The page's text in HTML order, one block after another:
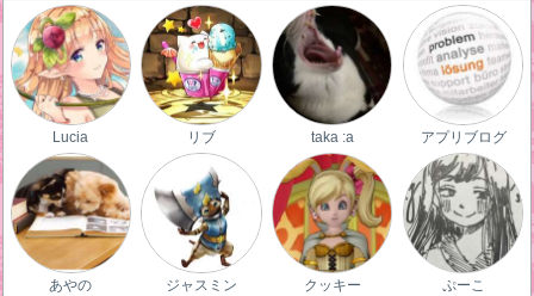
Lucia リブ taka :a アプリブログ
あやの ジャスミン クッキー ぷーこ